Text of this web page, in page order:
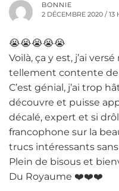
BONNIE
2 DÉCEMBRE 2020 / 13
😭😭😭😭😭
Voilà, ça y est, j’ai
tellement contente de
C’est génial, j’ai trop
découvre et puisse
décalé, expert et si
francophone sur la
trucs intéressants sans
Plein de bisous et
Du Royaume ❤️❤️❤️